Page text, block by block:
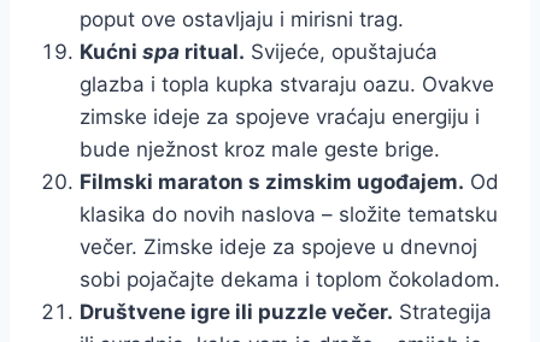
poput ove ostavljaju i mirisni trag.
Kućni spa ritual. Svijeće, opuštajuća
glazba i topla kupka stvaraju oazu. Ovakve
zimske ideje za spojeve vraćaju energiju i
bude nježnost kroz male geste brige.
Filmski maraton s zimskim ugođajem. Od
klasika do novih naslova – složite tematsku
večer. Zimske ideje za spojeve u dnevnoj
sobi pojačajte dekama i toplom čokoladom.
Društvene igre ili puzzle večer. Strategija